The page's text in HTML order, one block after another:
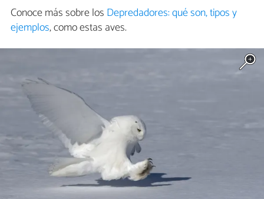
Conoce más sobre los Depredadores: qué son, tipos y
ejemplos, como estas aves.